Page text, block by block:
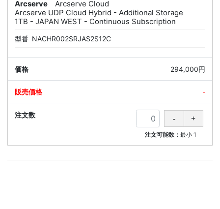
Arcserve
Arcserve Cloud
Arcserve UDP Cloud Hybrid - Additional Storage
1TB - JAPAN WEST - Continuous Subscription
型番 NACHR002SRJAS2S12C
294,000円
-
注文可能数：最小 1